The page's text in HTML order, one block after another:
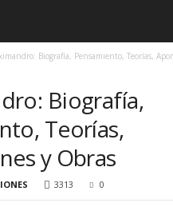
Biografía, Pensamiento, Teorías,
Biografía,
Teorías,
y Obras
3313 0